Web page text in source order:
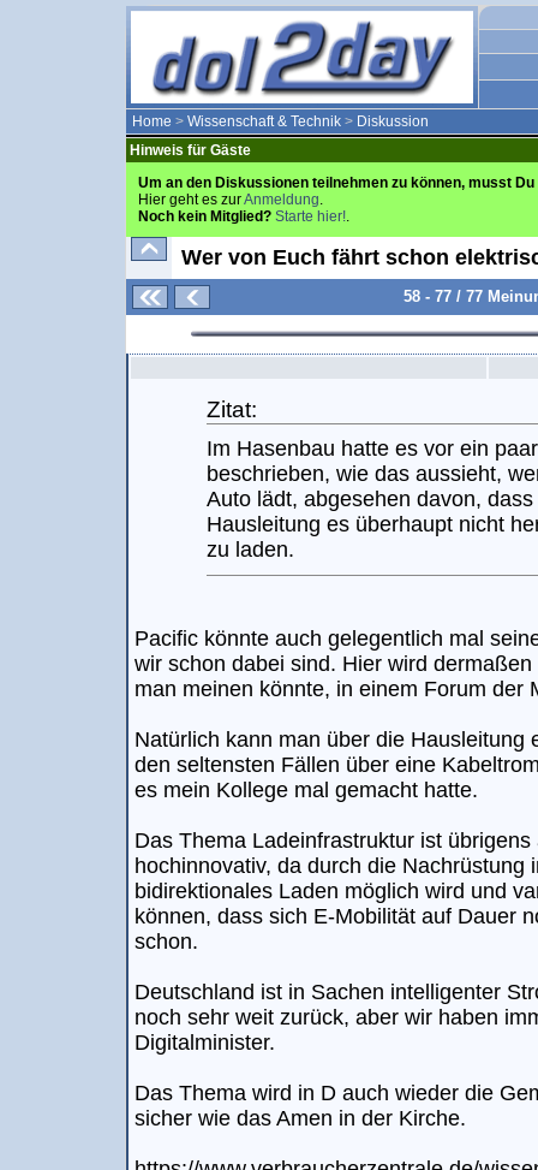
Home > Wissenschaft & Technik > Diskussion
Hinweis für Gäste
Um an den Diskussionen teilnehmen zu können, musst
Hier geht es zurAnmeldung.
Noch kein Mitglied? Starte hier!.
Wer von Euch fährt schon
58 - 77 / 77
Zitat:
Im Hasenbau hatte es vor ein
beschrieben, wie das aussieht,
Auto lädt, abgesehen davon,
Hausleitung es überhaupt nicht
zu laden.
Pacific könnte auch gelegentlich mal
wir schon dabei sind. Hier wird
man meinen könnte, in einem Forum der
Natürlich kann man über die Hausleitung
den seltensten Fällen über eine
es mein Kollege mal gemacht hatte.
Das Thema Ladeinfrastruktur ist
hochinnovativ, da durch die Nachrüstung
bidirektionales Laden möglich wird und
können, dass sich E-Mobilität auf Dauer
schon.
Deutschland ist in Sachen intelligenter
noch sehr weit zurück, aber wir haben
Digitalminister.
Das Thema wird in D auch wieder die
sicher wie das Amen in der Kirche.